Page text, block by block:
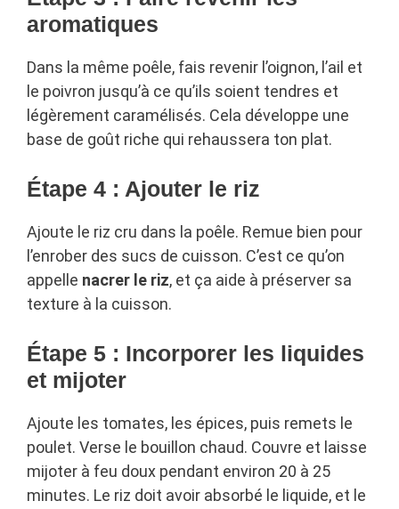
aromatiques
Dans la même poêle, fais revenir l’oignon, l’ail et
le poivron jusqu’à ce qu’ils soient tendres et
légèrement caramélisés. Cela développe une
base de goût riche qui rehaussera ton plat.
Étape 4 : Ajouter le riz
Ajoute le riz cru dans la poêle. Remue bien pour
l’enrober des sucs de cuisson. C’est ce qu’on
appelle nacrer le riz, et ça aide à préserver sa
texture à la cuisson.
Étape 5 : Incorporer les liquides
et mijoter
Ajoute les tomates, les épices, puis remets le
poulet. Verse le bouillon chaud. Couvre et laisse
mijoter à feu doux pendant environ 20 à 25
minutes. Le riz doit avoir absorbé le liquide, et le